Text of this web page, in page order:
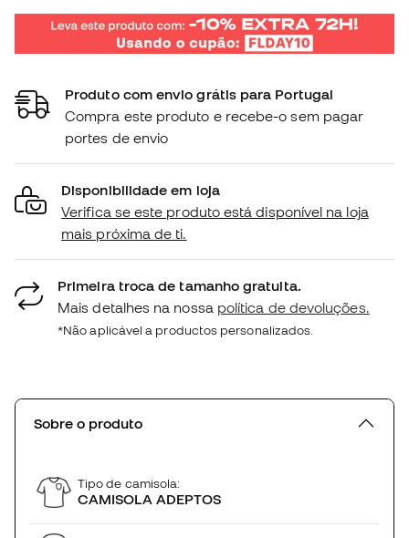
Produto com envio grátis para Portugal
Compra este produto e recebe-o sem pagar
portes de envio
Disponibilidade em loja
Verifica se este produto está disponível na loja
mais próxima de ti.
Primeira troca de tamanho gratuita.
Mais detalhes na nossa política de devoluções.
*Não aplicável a productos personalizados.
Sobre o produto
Tipo de camisola:
CAMISOLA ADEPTOS